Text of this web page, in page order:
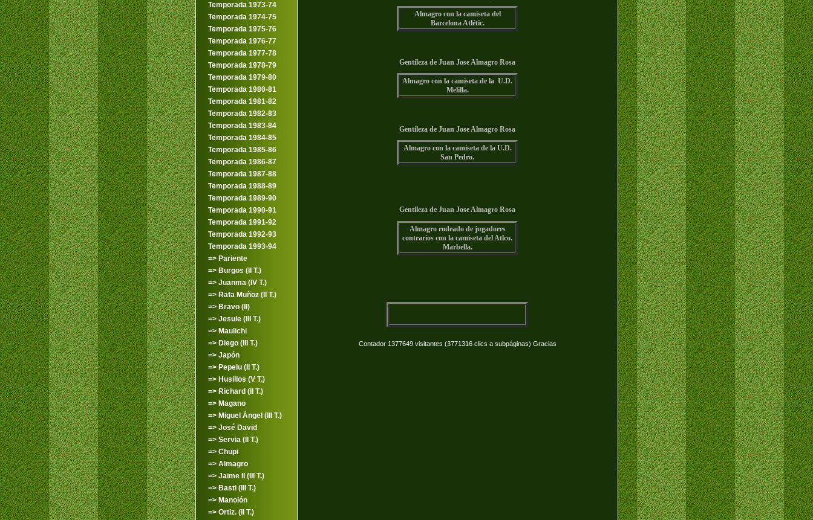
Temporada 1973-74
Temporada 1974-75
Temporada 1975-76
Temporada 1976-77
Temporada 1977-78
Temporada 1978-79
Temporada 1979-80
Temporada 1980-81
Temporada 1981-82
Temporada 1982-83
Temporada 1983-84
Temporada 1984-85
Temporada 1985-86
Temporada 1986-87
Temporada 1987-88
Temporada 1988-89
Temporada 1989-90
Temporada 1990-91
Temporada 1991-92
Temporada 1992-93
Temporada 1993-94
=> Pariente
=> Burgos (II T.)
=> Juanma (IV T.)
=> Rafa Muñoz (II T.)
=> Bravo (II)
=> Jesule (III T.)
=> Maulichi
=> Diego (III T.)
=> Japón
=> Pepelu (II T.)
=> Husillos (V T.)
=> Richard (II T.)
=> Magano
=> Miguel Ángel (III T.)
=> José David
=> Servia (II T.)
=> Chupi
=> Almagro
=> Jaime II (III T.)
=> Basti (III T.)
=> Manolón
=> Ortiz. (II T.)
Almagro con la camiseta del
Barcelona Atlétic.
Gentileza de Juan Jose Almagro Rosa
Almagro con la camiseta de la U.D.
Melilla.
Gentileza de Juan Jose Almagro Rosa
Almagro con la camiseta de la U.D.
San Pedro.
Gentileza de Juan Jose Almagro Rosa
Almagro rodeado de jugadores
contrarios con la camiseta del Atlco.
Marbella.
Contador 1377649 visitantes (3771316 clics a subpáginas) Gracias